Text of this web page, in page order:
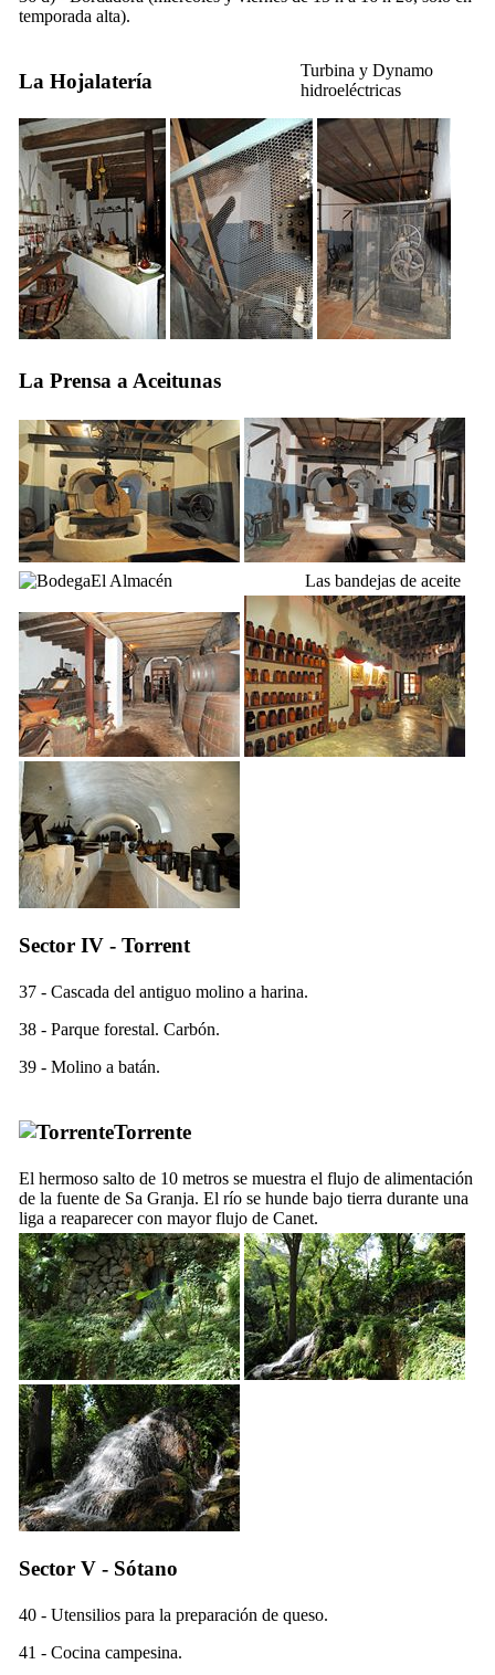
temporada alta).
La Hojalatería
Turbina y Dynamo
hidroeléctricas
La Prensa a Aceitunas
El Almacén Las bandejas de aceite
Sector IV - Torrent
37 - Cascada del antiguo molino a harina.
38 - Parque forestal. Carbón.
39 - Molino a batán.
Torrente
El hermoso salto de 10 metros se muestra el flujo de alimentación
de la fuente de Sa Granja. El río se hunde bajo tierra durante una
liga a reaparecer con mayor flujo de Canet.
Sector V - Sótano
40 - Utensilios para la preparación de queso.
41 - Cocina campesina.